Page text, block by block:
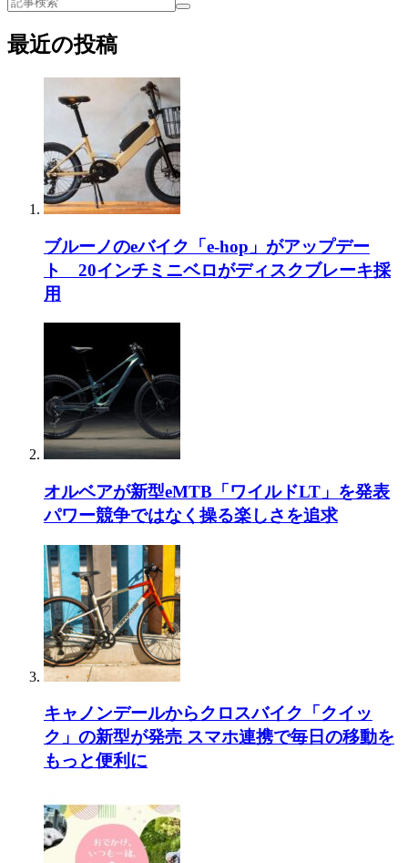
最近の投稿
ブルーノのeバイク「e-hop」がアップデー
ト 20インチミニベロがディスクブレーキ採
用
オルベアが新型eMTB「ワイルドLT」を発表
パワー競争ではなく操る楽しさを追求
キャノンデールからクロスバイク「クイッ
ク」の新型が発売 スマホ連携で毎日の移動を
もっと便利に